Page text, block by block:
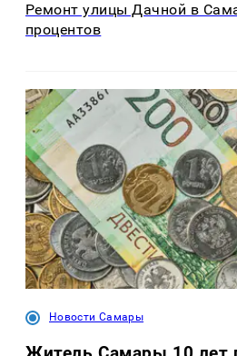
Ремонт улицы Дачной в
процентов
Новости Самары